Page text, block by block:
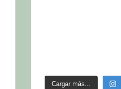
Cargar más...